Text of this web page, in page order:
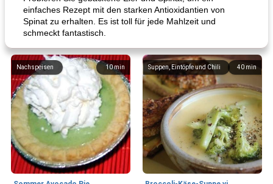
einfaches Rezept mit den starken Antioxidantien von
Spinat zu erhalten. Es ist toll für jede Mahlzeit und
schmeckt fantastisch.
10min
Nachspeisen 40 min
Suppen, Eintöpfe und Chili